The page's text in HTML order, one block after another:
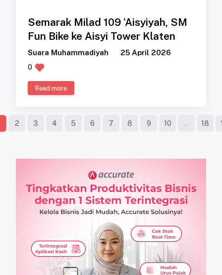
Semarak Milad 109 ‘Aisyiyah, SM
Fun Bike ke Aisyi Tower Klaten
Suara Muhammadiyah
25 April 2026
0
Read more
2 3 4 5 6 7 8 9 10 ... 18